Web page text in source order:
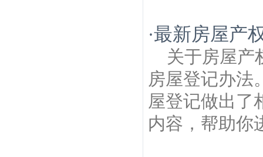
·最新房屋产
关于房屋产
房屋登记办法
屋登记做出了
内容，帮助你